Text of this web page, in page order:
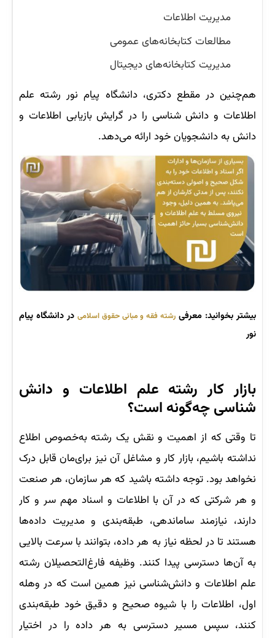
مدیریت اطلاعات
مطالعات کتابخانه‌های عمومی
مدیریت کتابخانه‌های دیجیتال
هم‌چنین در مقطع دکتری، دانشگاه پیام نور رشته علم
اطلاعات و دانش شناسی را در گرایش بازیابی اطلاعات و
دانش به دانشجویان خود ارائه می‌دهد.
بیشتر بخوانید: معرفی رشته فقه و مبانی حقوق اسلامی در دانشگاه پیام
نور
بازار کار رشته علم اطلاعات و دانش
شناسی چه‌گونه است؟
تا وقتی که از اهمیت و نقش یک رشته به‌خصوص اطلاع
نداشته باشیم، بازار کار و مشاغل آن نیز برای‌مان قابل درک
نخواهد بود. توجه داشته باشید که هر سازمان، هر صنعت
و هر شرکتی که در آن با اطلاعات و اسناد مهم سر و کار
دارند، نیازمند ساماندهی، طبقه‌بندی و مدیریت داده‌ها
هستند تا در لحظه نیاز به هر داده، بتوانند با سرعت بالایی
به آن‌ها دسترسی پیدا کنند. وظیفه فارغ‌التحصیلان رشته
علم اطلاعات و دانش‌شناسی نیز همین است که در وهله
اول، اطلاعات را با شیوه صحیح و دقیق خود طبقه‌بندی
کنند، سپس مسیر دسترسی به هر داده را در اختیار